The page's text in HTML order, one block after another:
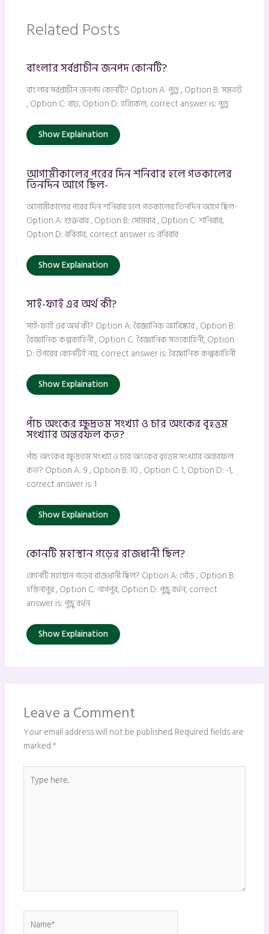
Related Posts
বাংলার সর্বপ্রাচীন জনপদ কোনটি?
বাংলার সর্বপ্রাচীন জনপদ কোনটি? Option A: পুণ্ড্র , Option B: সমতট
, Option C: রাঢ়, Option D: হরিকেল, correct answer is: পুণ্ড্র
Show Explaination
আগামীকালের পরের দিন শনিবার হলে গতকালের
তিনদিন আগে ছিল-
আগামীকালের পরের দিন শনিবার হলে গতকালের তিনদিন আগে ছিল-
Option A: শুক্রবার , Option B: সোমবার , Option C: শনিবার,
Option D: রবিবার, correct answer is: রবিবার
Show Explaination
সাই-ফাই এর অর্থ কী?
সাই-ফাই এর অর্থ কী? Option A: বৈজ্ঞানিক আবিষ্কার , Option B:
বৈজ্ঞানিক কল্পকাহিনী , Option C: বৈজ্ঞানিক সত্যকাহিনী, Option
D: উপরের কোনটিই নয়, correct answer is: বৈজ্ঞানিক কল্পকাহিনী
Show Explaination
পাঁচ অংকের ক্ষুদ্রতম সংখ্যা ও চার অংকের বৃহত্তম
সংখ্যার অন্তরফল কত?
পাঁচ অংকের ক্ষুদ্রতম সংখ্যা ও চার অংকের বৃহত্তম সংখ্যার অন্তরফল
কত? Option A: 9 , Option B: 10 , Option C: 1, Option D: -1,
correct answer is: 1
Show Explaination
কোনটি মহাস্থান গড়ের রাজধানী ছিল?
কোনটি মহাস্থান গড়ের রাজধানী ছিল? Option A: গৌড় , Option B:
হস্তিনাপুর , Option C: নাগপুর, Option D: পুন্ড্রু বর্ধন, correct
answer is: পুন্ড্রু বর্ধন
Show Explaination
Leave a Comment
Your email address will not be published.Required fields are
marked*
here..